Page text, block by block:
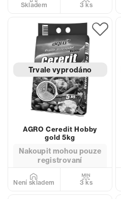
Skladem 3 ks
Trvale vyprodáno
AGRO Ceredit Hobby
gold 5kg
Nakoupit mohou pouze
registrovaní
Není skladem 3 ks